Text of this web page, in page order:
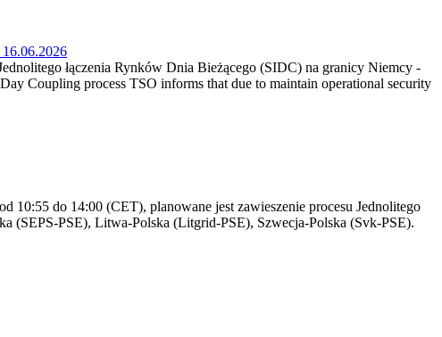
łączenia Rynków Dnia Bieżącego (SIDC) na granicy Niemcy -
Coupling process TSO informs that due to maintain operational security
10:55 do 14:00 (CET), planowane jest zawieszenie procesu Jednolitego
(SEPS-PSE), Litwa-Polska (Litgrid-PSE), Szwecja-Polska (Svk-PSE).